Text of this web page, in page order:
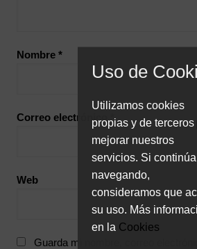
Nombre *
Correo electrónico
Web
Guarda mi nombre, correo
Uso de
Utilizamos cookies
propias y de terceros
mejorar nuestros
servicios. Si continúa
navegando,
consideramos que
su uso. Más
en la Cookies